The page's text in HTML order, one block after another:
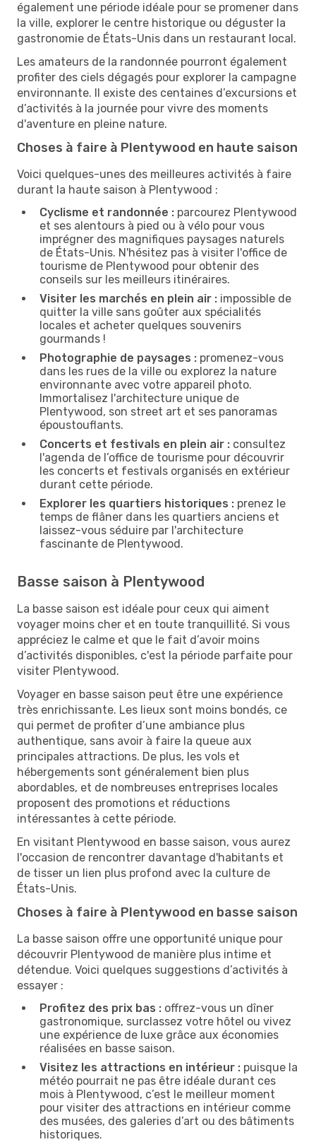
également une période idéale pour se promener dans
la ville, explorer le centre historique ou déguster la
gastronomie de États-Unis dans un restaurant local.
Les amateurs de la randonnée pourront également
profiter des ciels dégagés pour explorer la campagne
environnante. Il existe des centaines d’excursions et
d’activités à la journée pour vivre des moments
d'aventure en pleine nature.
Choses à faire à Plentywood en haute saison
Voici quelques-unes des meilleures activités à faire
durant la haute saison à Plentywood :
Cyclisme et randonnée : parcourez Plentywood
et ses alentours à pied ou à vélo pour vous
imprégner des magnifiques paysages naturels
de États-Unis. N'hésitez pas à visiter l'office de
tourisme de Plentywood pour obtenir des
conseils sur les meilleurs itinéraires.
Visiter les marchés en plein air : impossible de
quitter la ville sans goûter aux spécialités
locales et acheter quelques souvenirs
gourmands !
Photographie de paysages : promenez-vous
dans les rues de la ville ou explorez la nature
environnante avec votre appareil photo.
Immortalisez l'architecture unique de
Plentywood, son street art et ses panoramas
époustouflants.
Concerts et festivals en plein air : consultez
l'agenda de l’office de tourisme pour découvrir
les concerts et festivals organisés en extérieur
durant cette période.
Explorer les quartiers historiques : prenez le
temps de flâner dans les quartiers anciens et
laissez-vous séduire par l'architecture
fascinante de Plentywood.
Basse saison à Plentywood
La basse saison est idéale pour ceux qui aiment
voyager moins cher et en toute tranquillité. Si vous
appréciez le calme et que le fait d’avoir moins
d’activités disponibles, c'est la période parfaite pour
visiter Plentywood.
Voyager en basse saison peut être une expérience
très enrichissante. Les lieux sont moins bondés, ce
qui permet de profiter d’une ambiance plus
authentique, sans avoir à faire la queue aux
principales attractions. De plus, les vols et
hébergements sont généralement bien plus
abordables, et de nombreuses entreprises locales
proposent des promotions et réductions
intéressantes à cette période.
En visitant Plentywood en basse saison, vous aurez
l'occasion de rencontrer davantage d'habitants et
de tisser un lien plus profond avec la culture de
États-Unis.
Choses à faire à Plentywood en basse saison
La basse saison offre une opportunité unique pour
découvrir Plentywood de manière plus intime et
détendue. Voici quelques suggestions d’activités à
essayer :
Profitez des prix bas : offrez-vous un dîner
gastronomique, surclassez votre hôtel ou vivez
une expérience de luxe grâce aux économies
réalisées en basse saison.
Visitez les attractions en intérieur : puisque la
météo pourrait ne pas être idéale durant ces
mois à Plentywood, c’est le meilleur moment
pour visiter des attractions en intérieur comme
des musées, des galeries d’art ou des bâtiments
historiques.